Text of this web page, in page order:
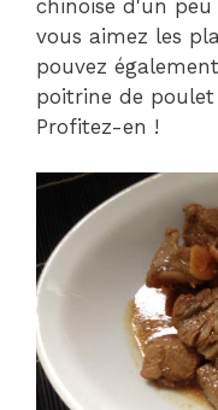
chinoise d'un
vous aimez les
pouvez
poitrine de
Profitez-en !